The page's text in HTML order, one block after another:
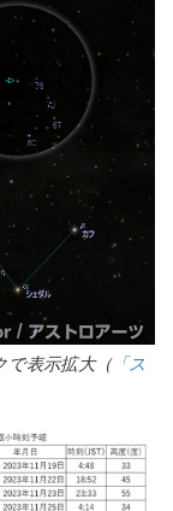
で表示拡大（「ス